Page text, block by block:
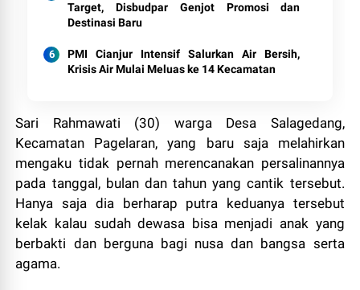
Target, Disbudpar Genjot Promosi dan
Destinasi Baru
PMI Cianjur Intensif Salurkan Air Bersih,
Krisis Air Mulai Meluas ke 14 Kecamatan
Sari Rahmawati (30) warga Desa Salagedang,
Kecamatan Pagelaran, yang baru saja melahirkan
mengaku tidak pernah merencanakan persalinannya
pada tanggal, bulan dan tahun yang cantik tersebut.
Hanya saja dia berharap putra keduanya tersebut
kelak kalau sudah dewasa bisa menjadi anak yang
berbakti dan berguna bagi nusa dan bangsa serta
agama.